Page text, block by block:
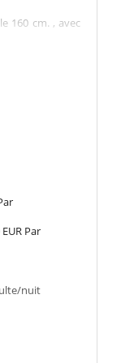
160 cm. , avec
cm. Salle de
de la
de la
en lits twin.
Par
nuit